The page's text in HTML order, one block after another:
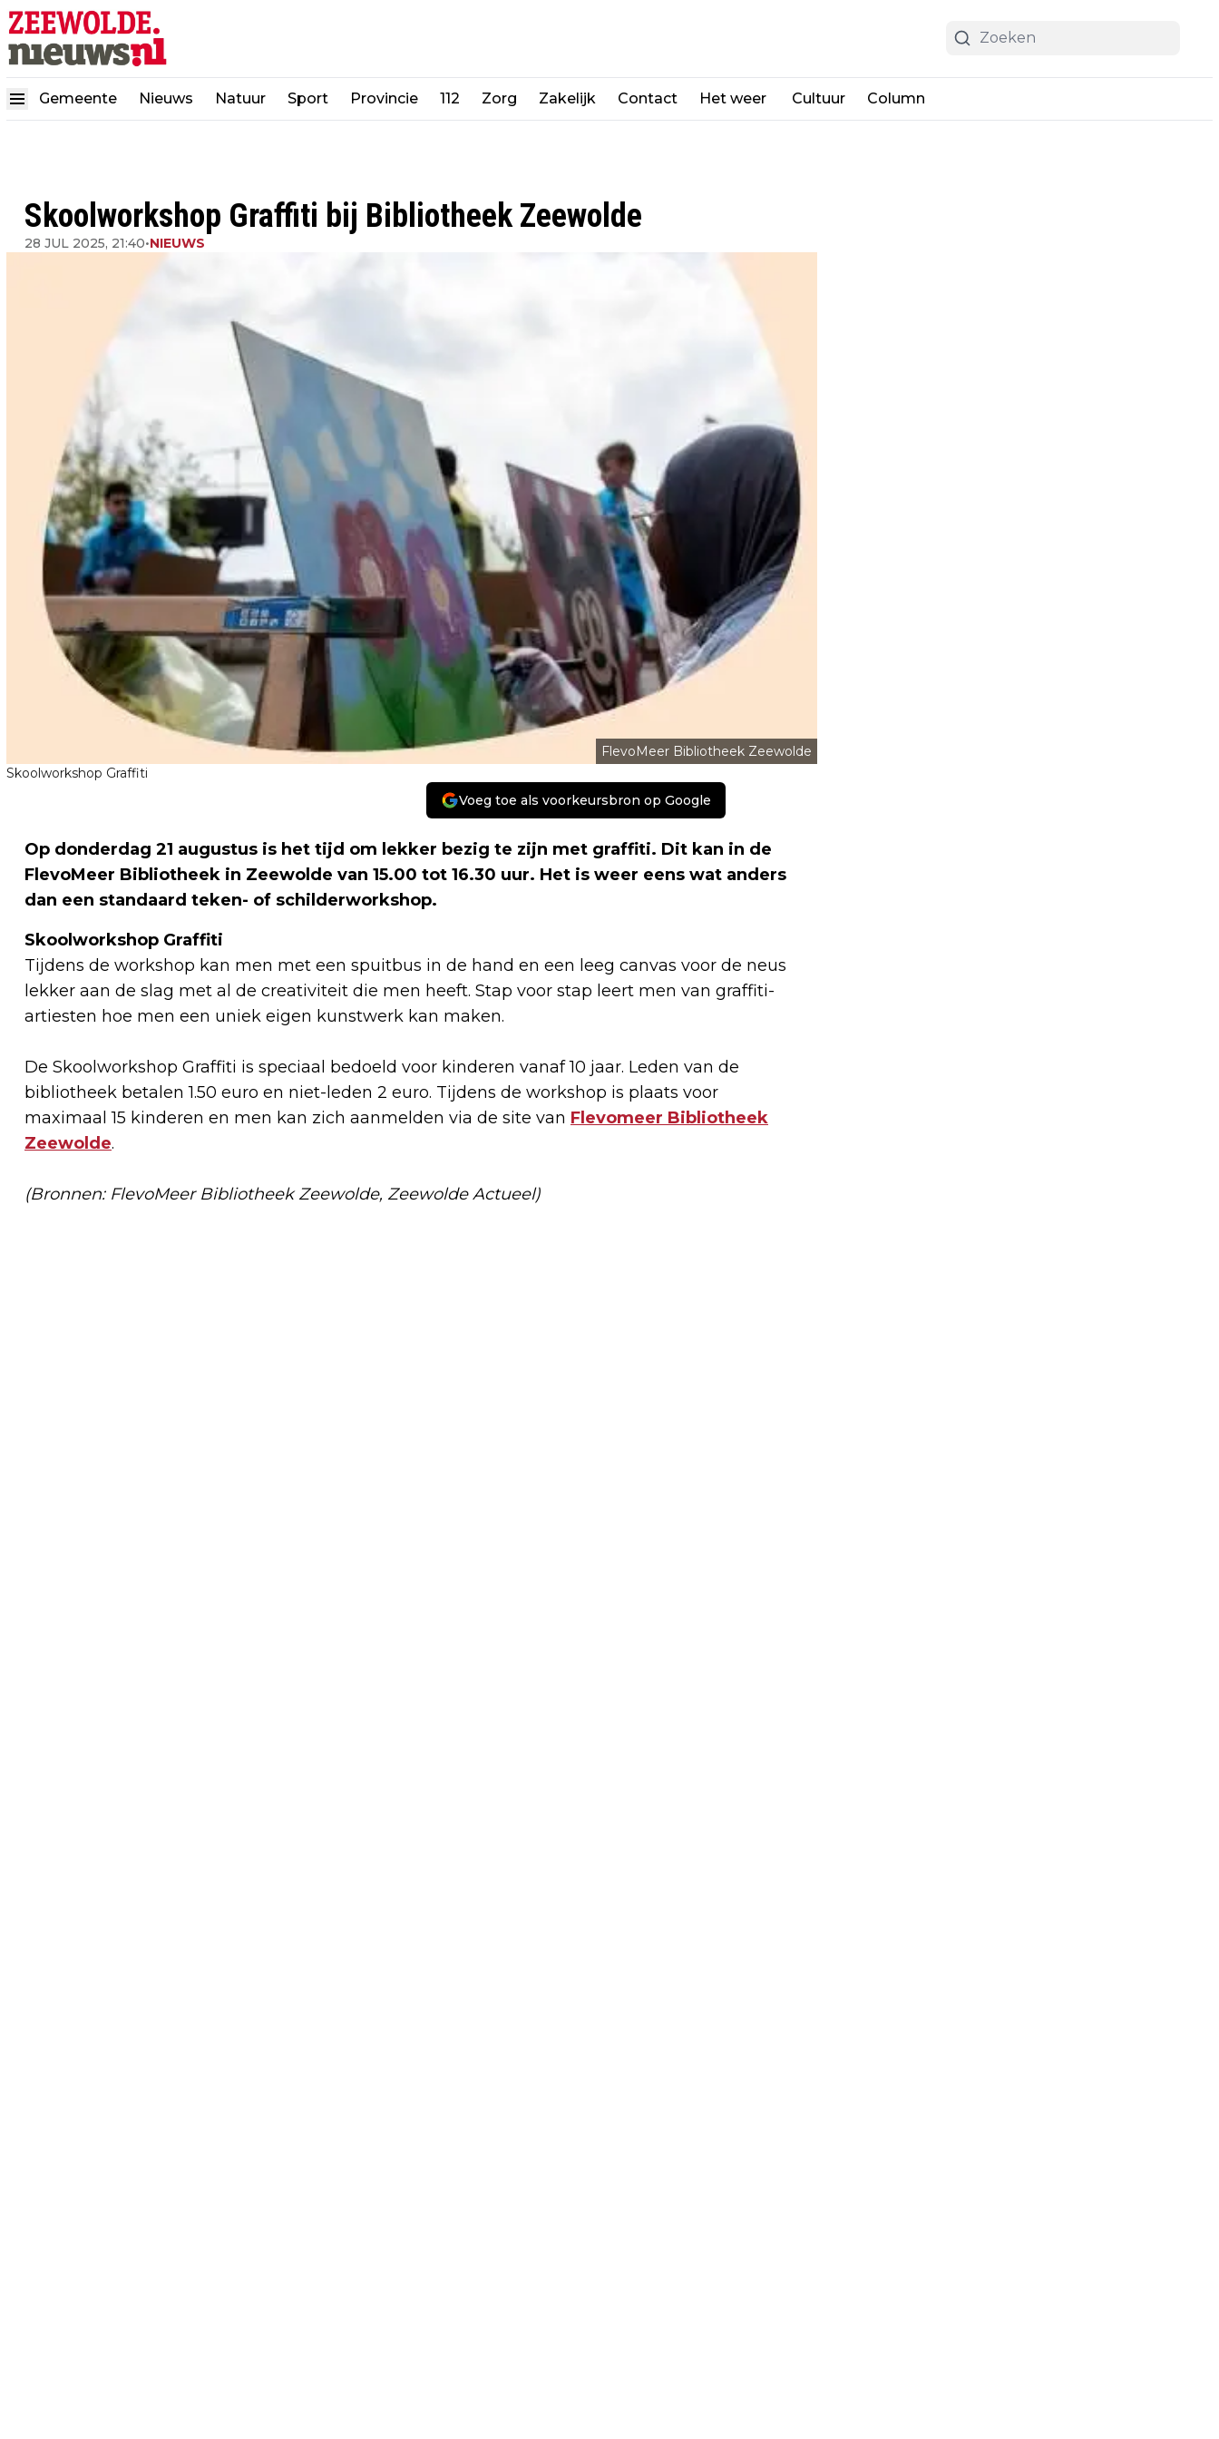
Gemeente Nieuws Natuur Sport Provincie 112 Zorg Zakelijk Contact Het weer Cultuur Column
Skoolworkshop Graffiti bij Bibliotheek Zeewolde
28 JUL 2025, 21:40•NIEUWS
FlevoMeer Bibliotheek Zeewolde
Skoolworkshop Graffiti
Voeg toe als voorkeursbron op Google
Op donderdag 21 augustus is het tijd om lekker bezig te zijn met graffiti. Dit kan in de
FlevoMeer Bibliotheek in Zeewolde van 15.00 tot 16.30 uur. Het is weer eens wat anders
dan een standaard teken- of schilderworkshop.
Skoolworkshop Graffiti
Tijdens de workshop kan men met een spuitbus in de hand en een leeg canvas voor de neus
lekker aan de slag met al de creativiteit die men heeft. Stap voor stap leert men van graffiti-
artiesten hoe men een uniek eigen kunstwerk kan maken.
De Skoolworkshop Graffiti is speciaal bedoeld voor kinderen vanaf 10 jaar. Leden van de
bibliotheek betalen 1.50 euro en niet-leden 2 euro. Tijdens de workshop is plaats voor
maximaal 15 kinderen en men kan zich aanmelden via de site van Flevomeer Bibliotheek
Zeewolde.
(Bronnen: FlevoMeer Bibliotheek Zeewolde, Zeewolde Actueel)